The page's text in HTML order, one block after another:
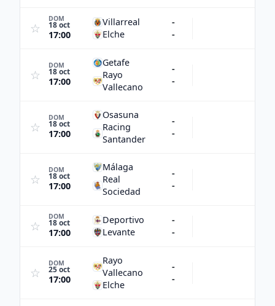
☆
DOM
18 oct
17:00
Villarreal
Elche
-
-
☆
DOM
18 oct
17:00
Getafe
Rayo
Vallecano
-
-
☆
DOM
18 oct
17:00
Osasuna
Racing
Santander
-
-
☆
DOM
18 oct
17:00
Málaga
Real
Sociedad
-
-
☆
DOM
18 oct
17:00
Deportivo
Levante
-
-
☆
DOM
25 oct
17:00
Rayo
Vallecano
Elche
-
-